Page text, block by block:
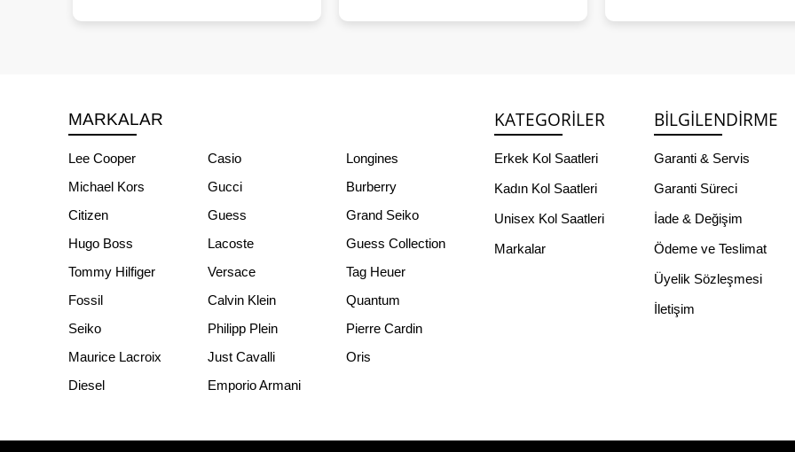
MARKALAR
Lee Cooper Casio
Longines
Michael Kors
Gucci
Burberry
Citizen
Guess
Grand Seiko
Hugo Boss
Lacoste
Guess Collection
Tommy Hilfiger
Versace
Tag Heuer
Fossil
Calvin Klein
Quantum
Seiko
Philipp Plein
Pierre Cardin
Maurice Lacroix
Just Cavalli
Oris
Diesel
Emporio Armani
KATEGORILER
Erkek Kol Saatleri
Kadın Kol Saatleri
Unisex Kol Saatleri
Markalar
BILGILENDIRME
Garanti & Servis
Garanti Süreci
İade & Değişim
Ödeme ve Teslimat
Üyelik Sözleşmesi
İletişim